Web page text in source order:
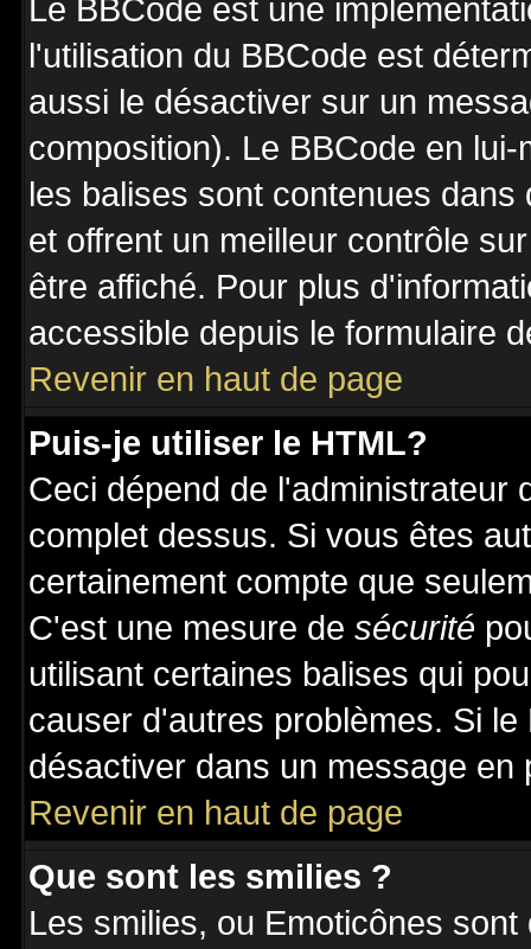
Le BBCode est une
l'utilisation du BBCode est
aussi le désactiver sur un
composition). Le BBCode en
les balises sont contenues
et offrent un meilleur contrôle
être affiché. Pour plus
accessible depuis le formulaire
Revenir en haut de page
Puis-je utiliser le HTML?
Ceci dépend de l'administrateur
complet dessus. Si vous êtes
certainement compte que
C'est une mesure de sécurité
utilisant certaines balises qui
causer d'autres problèmes. Si
désactiver dans un message
Revenir en haut de page
Que sont les smilies ?
Les smilies, ou Emoticônes